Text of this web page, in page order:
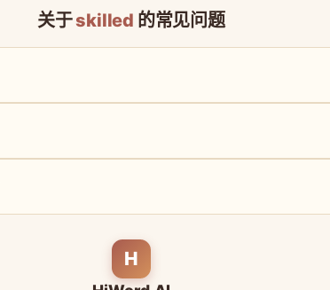
关于skilled 的常见问题
H